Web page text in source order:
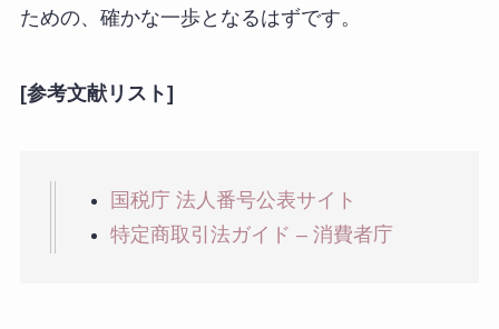
ための、確かな一歩となるはずです。
[参考文献リスト]
国税庁 法人番号公表サイト
特定商取引法ガイド – 消費者庁